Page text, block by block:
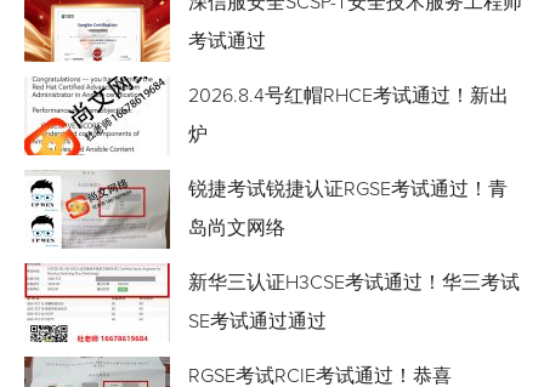
考试通过
2026.8.4号红帽RHCE考试通过！新出
炉
锐捷考试锐捷认证RGSE考试通过！青
岛尚文网络
新华三认证H3CSE考试通过！华三考试
SE考试通过通过
RGSE考试RCIE考试通过！恭喜